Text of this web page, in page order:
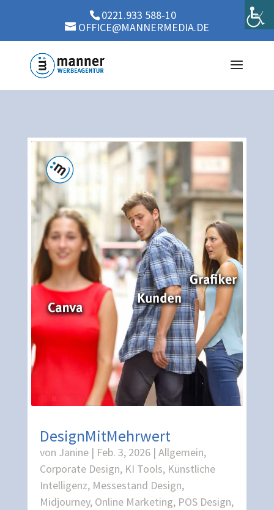
0221.933 588-10
OFFICE@MANNERMEDIA.DE
DesignMitMehrwert
von Janine| Feb. 3, 2026| Allgemein,
Corporate Design, KI Tools, Künstliche
Intelligenz, Messestand Design,
Midjourney, Online Marketing, POS Design,